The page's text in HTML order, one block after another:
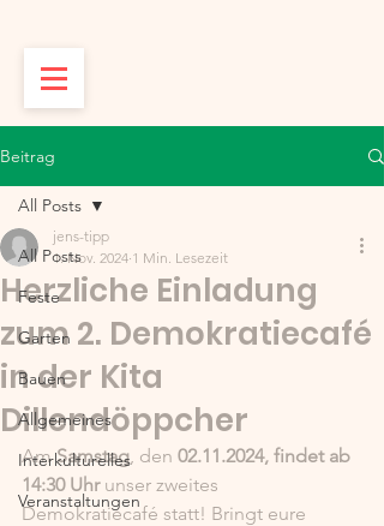
Beitrag
All Posts
Feste
Garten
Bauen
Allgemeines
Interkulturelles
Veranstaltungen
All Posts
Herzliche Einladung
zum 2. Demokratiecafé
in der Kita
Dillendöppcher
jens-tipp
1. Nov. 2024 1 Min. Lesezeit
Am Samstag, den 02.11.2024, findet ab
14:30 Uhr unser zweites
Demokratiecafé statt! Bringt eure